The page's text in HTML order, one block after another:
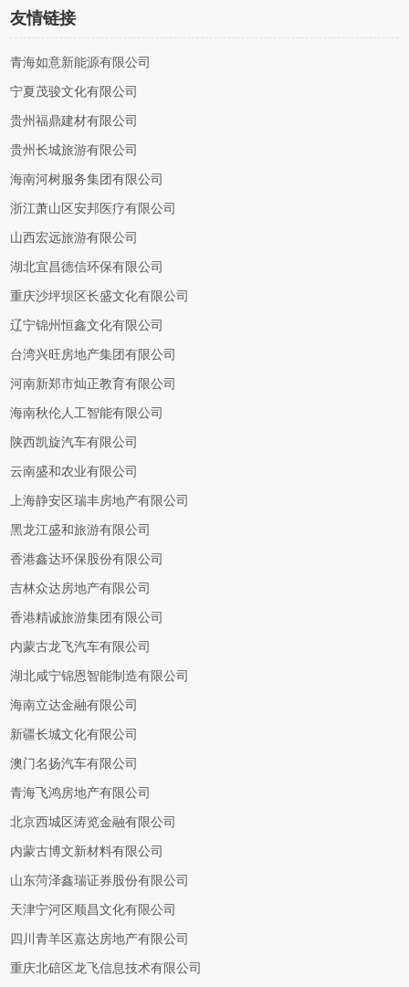
友情链接
青海如意新能源有限公司
宁夏茂骏文化有限公司
贵州福鼎建材有限公司
贵州长城旅游有限公司
海南河树服务集团有限公司
浙江萧山区安邦医疗有限公司
山西宏远旅游有限公司
湖北宜昌德信环保有限公司
重庆沙坪坝区长盛文化有限公司
辽宁锦州恒鑫文化有限公司
台湾兴旺房地产集团有限公司
河南新郑市灿正教育有限公司
海南秋伦人工智能有限公司
陕西凯旋汽车有限公司
云南盛和农业有限公司
上海静安区瑞丰房地产有限公司
黑龙江盛和旅游有限公司
香港鑫达环保股份有限公司
吉林众达房地产有限公司
香港精诚旅游集团有限公司
内蒙古龙飞汽车有限公司
湖北咸宁锦恩智能制造有限公司
海南立达金融有限公司
新疆长城文化有限公司
澳门名扬汽车有限公司
青海飞鸿房地产有限公司
北京西城区涛览金融有限公司
内蒙古博文新材料有限公司
山东菏泽鑫瑞证券股份有限公司
天津宁河区顺昌文化有限公司
四川青羊区嘉达房地产有限公司
重庆北碚区龙飞信息技术有限公司